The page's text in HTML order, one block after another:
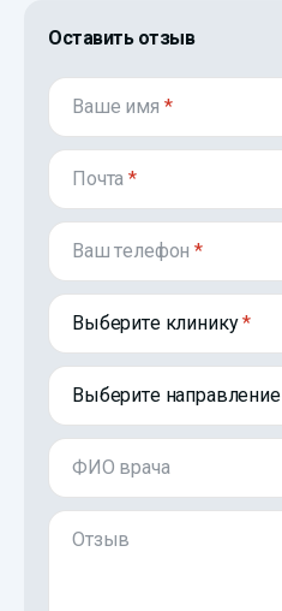
Оставить отзыв
Ваше имя *
Почта*
Ваш телефон*
Выберите клинику
Выберите направление
ФИО врача
Отзыв